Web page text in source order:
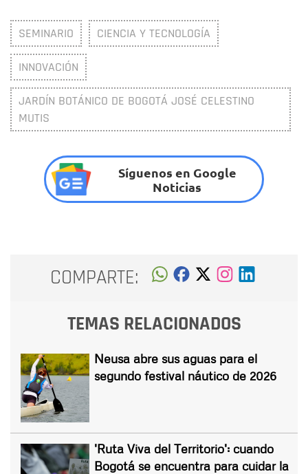
SEMINARIO CIENCIA Y TECNOLOGÍA
INNOVACIÓN
JARDÍN BOTÁNICO DE BOGOTÁ JOSÉ CELESTINO
MUTIS
Síguenos en Google
Noticias
COMPARTE:
TEMAS RELACIONADOS
Neusa abre sus aguas para el
segundo festival náutico de 2026
'Ruta Viva del Territorio': cuando
Bogotá se encuentra para cuidar la